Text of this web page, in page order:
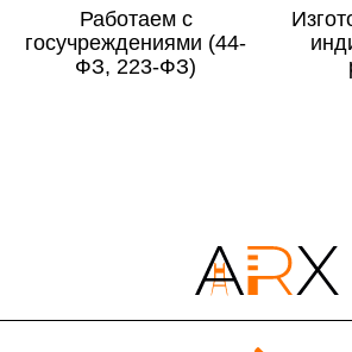
По Москве
10%
По Московской области
Срок возврата товара надлежащего качества
Работаем с
госучреждениями (44-
ФЗ, 223-ФЗ)